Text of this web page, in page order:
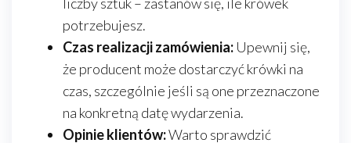
potrzebujesz.
Czas realizacji zamówienia: Upewnij się,
że producent może dostarczyć krówki na
czas, szczególnie jeśli są one przeznaczone
na konkretną datę wydarzenia.
Opinie klientów:Warto sprawdzić